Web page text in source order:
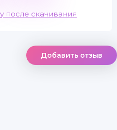
после скачивания
Добавить отзыв